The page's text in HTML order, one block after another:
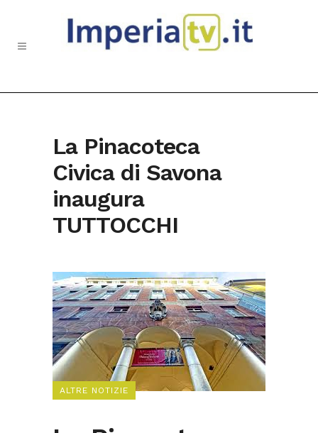
La Pinacoteca
Civica di Savona
inaugura
TUTTOCCHI
ALTRE NOTIZIE